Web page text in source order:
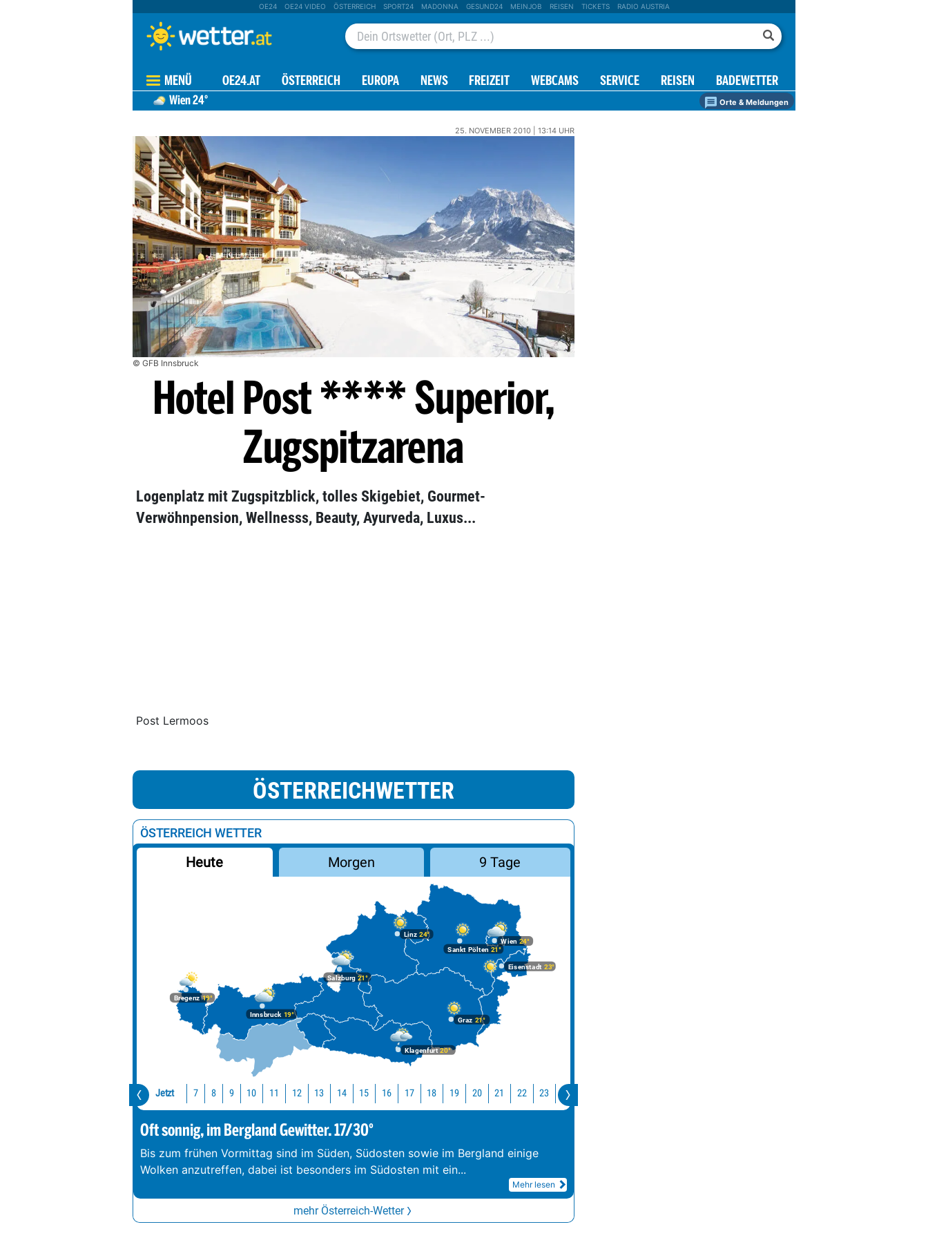
OE24 OE24 VIDEO ÖSTERREICH SPORT24 MADONNA GESUND24 MEINJOB REISEN TICKETS RADIO AUSTRIA
MENÜ OE24.AT ÖSTERREICH EUROPA NEWS FREIZEIT WEBCAMS SERVICE REISEN BADEWETTER
Wien24° Orte & Meldungen
25. NOVEMBER 2010 | 13:14 UHR
© GFB Innsbruck
Hotel Post **** Superior,
Zugspitzarena
Logenplatz mit Zugspitzblick, tolles Skigebiet, Gourmet-
Verwöhnpension, Wellnesss, Beauty, Ayurveda, Luxus...
Post Lermoos
ÖSTERREICHWETTER
ÖSTERREICH WETTER
Heute Morgen 9 Tage
Bregenz19°
Graz 21°
Innsbruck19°
Klagenfurt20°
Linz 24°
Salzburg21°
Wien 24°
Eisenstadt 23°
Sankt Pölten 21°
Jetzt 7 8 9 10 11 12 13 14 15 16 17 18 19 20 21 22 23 0
Oft sonnig, im Bergland Gewitter. 17/30°
Bis zum frühen Vormittag sind im Süden, Südosten sowie im Bergland einige
Wolken anzutreffen, dabei ist besonders im Südosten mit ein...
Mehr lesen
mehr Österreich-Wetter